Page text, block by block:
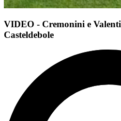
VIDEO - Cremonini e
Casteldebole